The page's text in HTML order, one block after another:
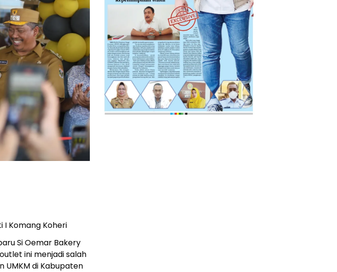
I Komang Koheri
Si Oemar Bakery
ini menjadi salah
di Kabupaten